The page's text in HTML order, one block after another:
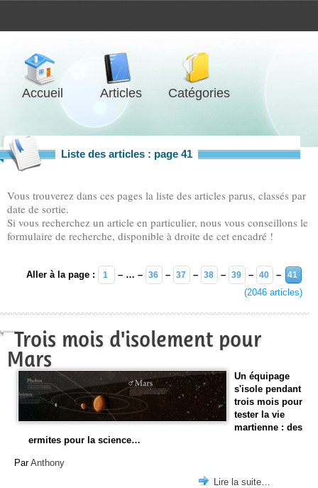
Accueil Articles Catégories
Liste des articles : page 41
Vous trouverez dans ces pages la liste des articles parus, classés par
date de sortie.
Si vous recherchez un article en particulier, nous vous conseillons le
formulaire de recherche, disponible à droite de cet encadré !
Aller à la page : 1 – … – 36 – 37 – 38 – 39 – 40 – 41
(2046 articles)
Trois mois d'isolement pour
Mars
Un équipage
s'isole pendant
trois mois pour
tester la vie
martienne : des
ermites pour la science…
ParAnthony
Lire la suite…